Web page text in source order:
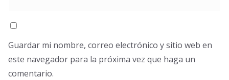
Guardar mi nombre, correo electrónico y sitio web en
este navegador para la próxima vez que haga un
comentario.